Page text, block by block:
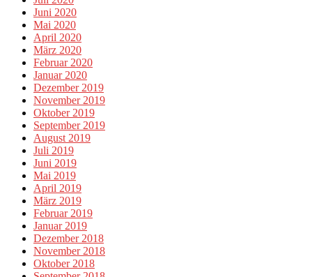
Juni 2020
Mai 2020
April 2020
März 2020
Februar 2020
Januar 2020
Dezember 2019
November 2019
Oktober 2019
September 2019
August 2019
Juli 2019
Juni 2019
Mai 2019
April 2019
März 2019
Februar 2019
Januar 2019
Dezember 2018
November 2018
Oktober 2018